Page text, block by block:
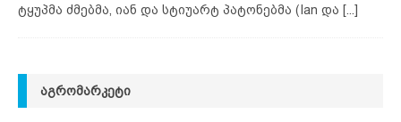
ტყუპმა ძმებმა, იან და სტიუარტ პატონებმა (Ian და [...]
ᲐᲒᲠᲝᲛᲐᲠᲙᲔᲢᲘ